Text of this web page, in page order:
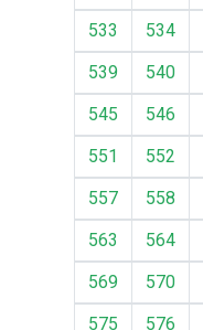
533
534
539
540
545
546
551
552
557
558
563
564
569
570
575
576